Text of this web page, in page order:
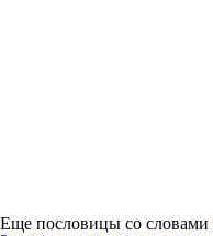
Еще пословицы со словами